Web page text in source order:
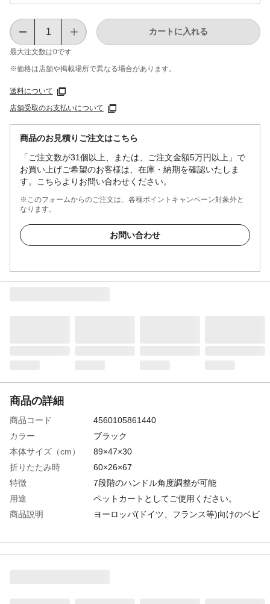
最大注文数は0です
カートに入れる
※価格は​店舗や​掲載場所で​異なる​場合が​あります。
送料について
店舗受取のお支払いについて
商品のお見積りご注文はこちら
「ご注文数が31個以上、または、ご注文金額5万円以上」で
お買い上げご希望のお客様は、在庫・納期を確認いたしま
す。こちらよりお問い合わせください。
※このフォームからのご注文は、各種ポイントキャンペーン対象外と
なります。
お問い合わせ
商品の詳細
商品コード
4560105861440
カラー
ブラック
本体サイズ（cm）
89×47×30
折りたたみ時
60×26×67
特徴
7段階のハンドル角度調整が可能
用途
ペットカートとしてご使用ください。
商品説明
ヨーロッパ(ドイツ、フランス等)向けのベビ
耐荷重
40kg